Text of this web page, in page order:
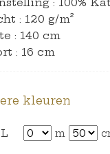
: 120 g/m²
: 140 cm
: 16 cm
kleuren
m